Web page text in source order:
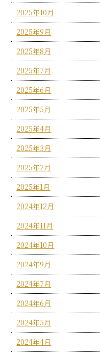
2025年10月
2025年9月
2025年8月
2025年7月
2025年6月
2025年5月
2025年4月
2025年3月
2025年2月
2025年1月
2024年12月
2024年11月
2024年10月
2024年9月
2024年7月
2024年6月
2024年5月
2024年4月